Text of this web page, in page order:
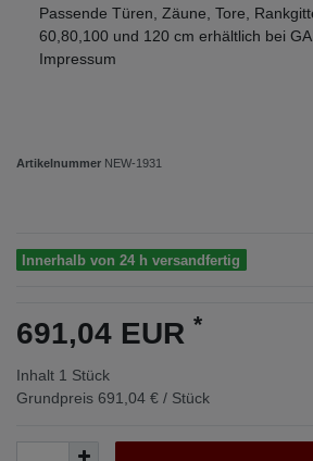
Passende Türen, Zäune, Tore,
60,80,100 und 120 cm erhältlich bei
Impressum
Artikelnummer NEW-1931
Innerhalb von 24 h versandfertig
691,04 EUR *
Inhalt 1 Stück
Grundpreis 691,04 € / Stück